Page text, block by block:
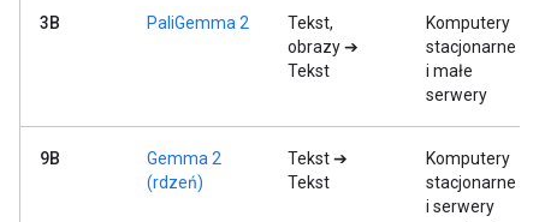
3B PaliGemma 2
Tekst,
obrazy ➔
Tekst
Komputery
stacjonarne
i małe
serwery
9B
Gemma 2
(rdzeń)
Tekst ➔
Tekst
Komputery
stacjonarne
i serwery